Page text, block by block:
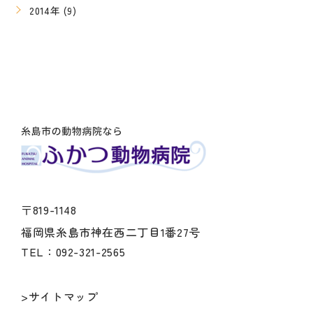
2014年 (9)
〒819-1148
福岡県糸島市神在西二丁目1番27号
TEL：092-321-2565
>サイトマップ